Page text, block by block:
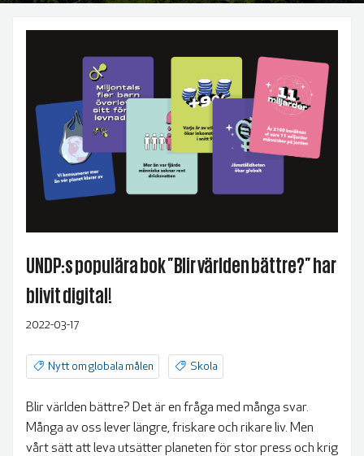
AKTUELLT
UNDP:s populära bok ”Blir världen bättre?” har
blivit digital!
2022-03-17
Nytt om globala målen Skola
Blir världen bättre? Det är en fråga med många svar.
Många av oss lever längre, friskare och rikare liv. Men
vårt sätt att leva utsätter planeten för stor press och krig